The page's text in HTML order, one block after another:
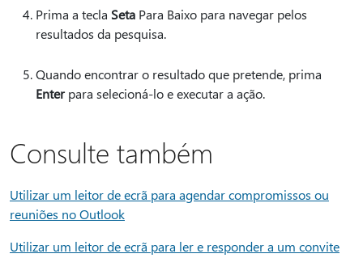
Prima a tecla Seta Para Baixo para navegar pelos
resultados da pesquisa.
Quando encontrar o resultado que pretende, prima
Enterpara selecioná-lo e executar a ação.
Consulte também
Utilizar um leitor de ecrã para agendar compromissos ou
reuniões no Outlook
Utilizar um leitor de ecrã para ler e responder a um convite